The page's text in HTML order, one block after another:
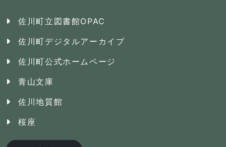
佐川町立図書館OPAC
佐川町デジタルアーカイブ
佐川町公式ホームページ
青山文庫
佐川地質館
桜座